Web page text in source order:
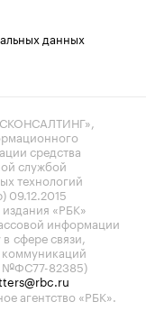
данных
средства
службой
технологий
09.12.2015
«РБК»
информации
сфере связи,
№ФС77-82385)
агентство «РБК».